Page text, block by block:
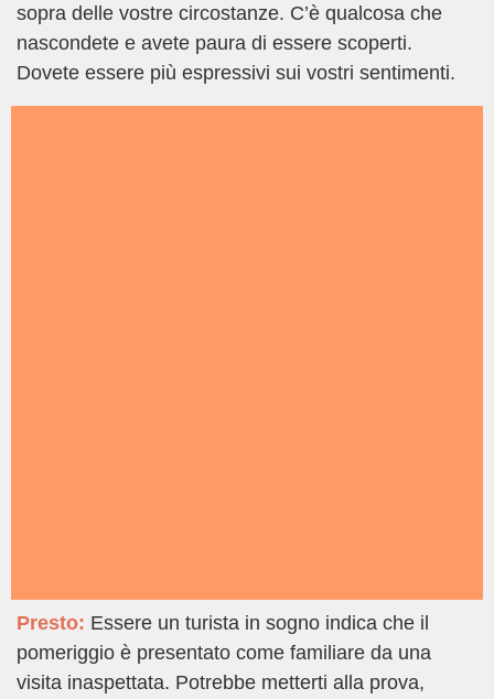
sopra delle vostre circostanze. C’è qualcosa che
nascondete e avete paura di essere scoperti.
Dovete essere più espressivi sui vostri sentimenti.
Presto: Essere un turista in sogno indica che il
pomeriggio è presentato come familiare da una
visita inaspettata. Potrebbe metterti alla prova,